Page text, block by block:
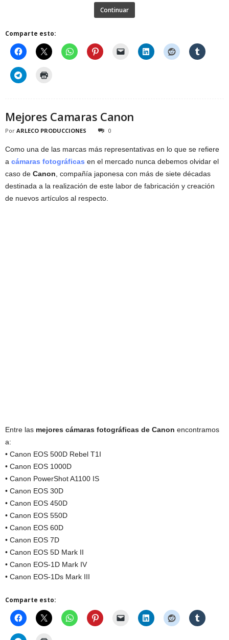
Continuar
Comparte esto:
Mejores Camaras Canon
Por ARLECO PRODUCCIONES 0
Como una de las marcas más representativas en lo que se refiere
a cámaras fotográficas en el mercado nunca debemos olvidar el
caso de Canon , compañía japonesa con más de siete décadas
destinada a la realización de este labor de fabricación y creación
de nuevos artículos al respecto.
Entre las mejores cámaras fotográficas de Canon encontramos
a:
• Canon EOS 500D Rebel T1I
• Canon EOS 1000D
• Canon PowerShot A1100 IS
• Canon EOS 30D
• Canon EOS 450D
• Canon EOS 550D
• Canon EOS 60D
• Canon EOS 7D
• Canon EOS 5D Mark II
• Canon EOS-1D Mark IV
• Canon EOS-1Ds Mark III
Comparte esto: